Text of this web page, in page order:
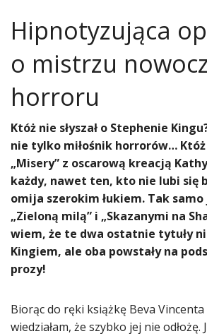
​Hipnotyzująca
o mistrzu
horroru
Któż nie słyszał o Stephenie
nie tylko miłośnik horrorów… Któż
„Misery” z oscarową kreacją
każdy, nawet ten, kto nie lubi się
omija szerokim łukiem. Tak samo
„Zieloną milą” i „Skazanymi na
wiem, że te dwa ostatnie tytuły
Kingiem, ale oba powstały na
prozy!
Biorąc do ręki książkę Beva Vincenta
wiedziałam, że szybko jej nie odłożę.